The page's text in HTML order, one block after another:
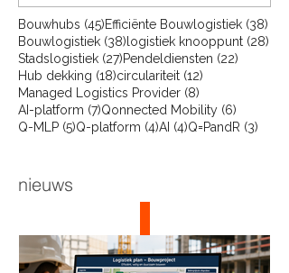
Bouwhubs (45)45 posts
Efficiënte Bouwlogistiek (38)
Bouwlogistiek (38)38 posts
logistiek knooppunt (28)
Stadslogistiek (27)27 posts
Pendeldiensten (22)
Hub dekking (18)18 posts
circulariteit (12)
Managed Logistics Provider (8)
AI-platform (7)7 posts
Qonnected Mobility (6)
Q-MLP (5)5 posts
Q-platform (4)4 posts
AI (4)4 posts
Q=PandR (3)
nieuws